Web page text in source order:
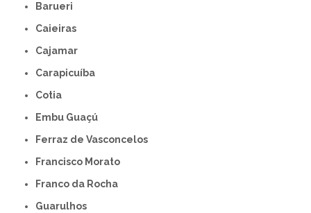
Barueri
Caieiras
Cajamar
Carapicuíba
Cotia
Embu Guaçú
Ferraz de Vasconcelos
Francisco Morato
Franco da Rocha
Guarulhos